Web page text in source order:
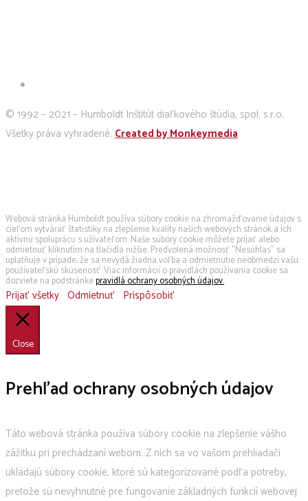
© 1992 – 2021 – Humboldt Inštitút diaľkového štúdia, spol. s.r.o.
Všetky práva vyhradené. Created by Monkeymedia
Webová stránka Humboldt používa súbory cookie na zhromažďovanie údajov s
cieľom vytvárať štatistiky na zlepšenie kvality našich webových stránok a ich
aktívnu spoluprácu s užívateľom. Naše súbory cookie môžete prijať alebo
odmietnuť kliknutím na tlačidlá nižšie. Predvolená možnosť "Nesúhlas" sa
uplatňuje v prípade, že sa nevydá žiadna voľba a odmietnutie neobmedzí vašu
používateľskú skúsenosť. Viac informácii o pravidlách používania cookie sa
dozviete na podstránkepravidlá ochrany osobných údajov.
Prijať všetky Odmietnuť Prispôsobiť
Close
Prehľad ochrany osobných údajov
Táto webová stránka používa súbory cookie na zlepšenie vášho
zážitku pri prechádzaní webom. Z nich sa vo vašom prehliadači
ukladajú súbory cookie, ktoré sú kategorizované podľa potreby,
pretože sú nevyhnutné pre fungovanie základných funkcií webovej